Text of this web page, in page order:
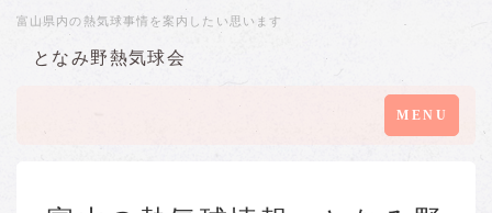
富山県内の熱気球事情を案内したい思います
となみ野熱気球会
Toggle
navigation
MENU